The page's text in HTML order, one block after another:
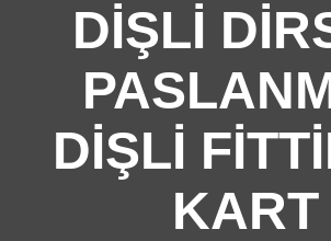
DIŞLI
DIŞLI
KART